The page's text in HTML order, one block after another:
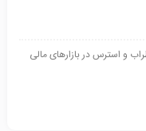
و استرس در بازارهای مالی